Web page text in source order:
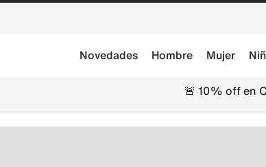
Novedades Hombre Mujer
🚨 10% off en